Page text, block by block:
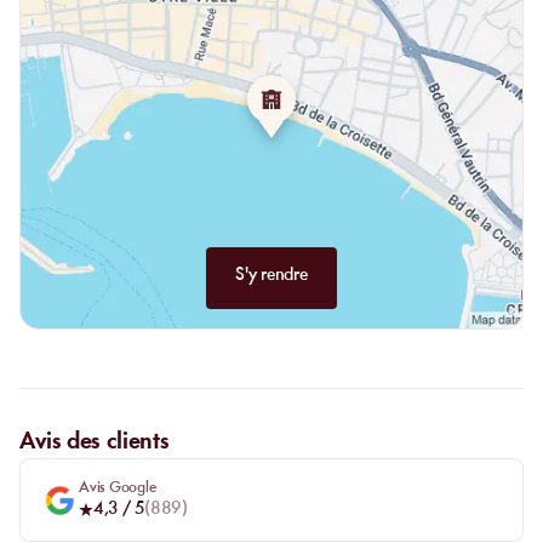
midi permettent de rester sur place sans changer de rythme :
transat le jour, table au déjeuner, puis moment plus lounge au
bord de l’eau.
S'y rendre
Avis des clients
Avis Google
4,3 / 5(889)